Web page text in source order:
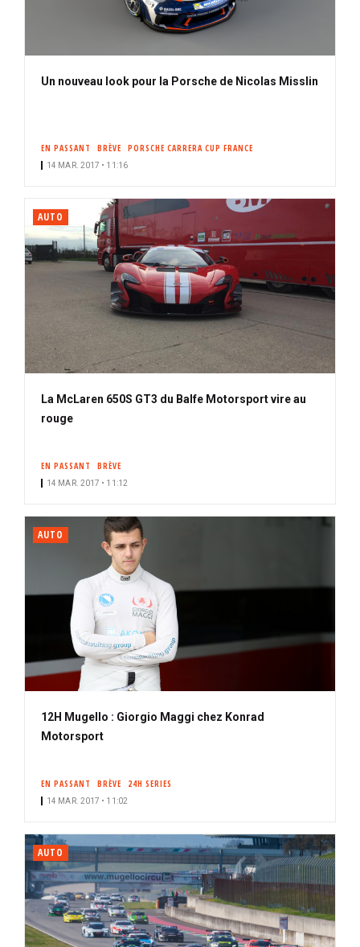
Un nouveau look pour la Porsche de Nicolas Misslin
EN PASSANT BRÈVE PORSCHE CARRERA CUP FRANCE
14 MAR. 2017 • 11:16
AUTO
La McLaren 650S GT3 du Balfe Motorsport vire au
rouge
EN PASSANT BRÈVE
14 MAR. 2017 • 11:12
AUTO
12H Mugello : Giorgio Maggi chez Konrad
Motorsport
EN PASSANT BRÈVE 24H SERIES
14 MAR. 2017 • 11:02
AUTO